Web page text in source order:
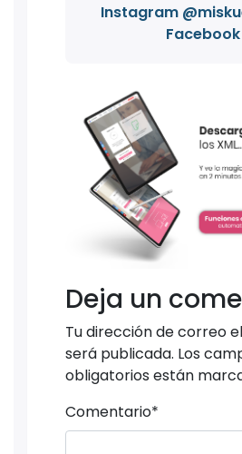
Instagram
Facebook
Deja un
Tu dirección de correo
será publicada. Los
obligatorios están
Comentario*